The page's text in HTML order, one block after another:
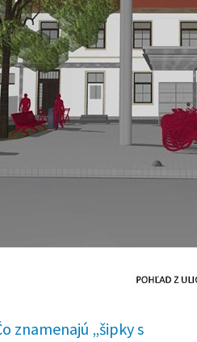
znamenajú „šipky s